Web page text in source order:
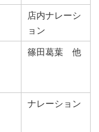
店内ナレーシ
ョン
篠田葛葉 他
ナレーション